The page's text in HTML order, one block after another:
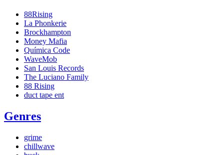
88Rising
La Phonkerie
Brockhampton
Money Mafia
Química Code
WaveMob
San Louis Records
The Luciano Family
88 Rising
duct tape ent
Genres
grime
chillwave